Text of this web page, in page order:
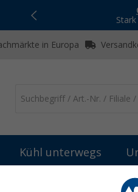
in Europa
Kühl unterwegs
Trinkwasseraufbereitung